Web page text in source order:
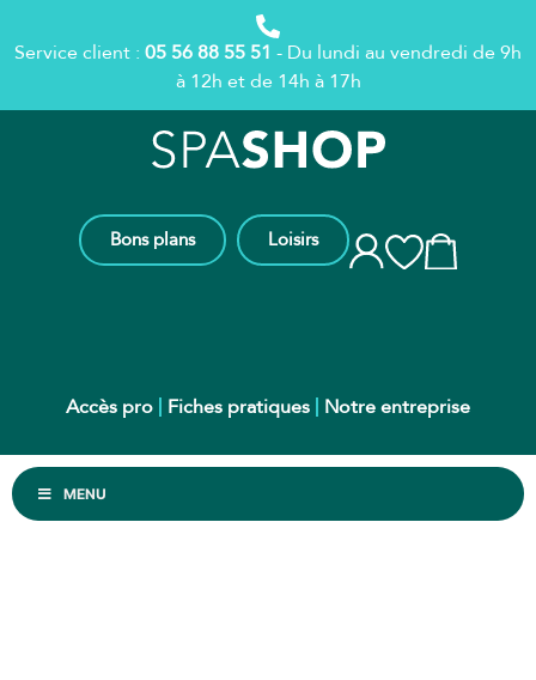
Service client : 05 56 88 55 51 - Du lundi au vendredi de 9h
à 12h et de 14h à 17h
Bons plans Loisirs
Accès pro Fiches pratiques Notre entreprise
MENU